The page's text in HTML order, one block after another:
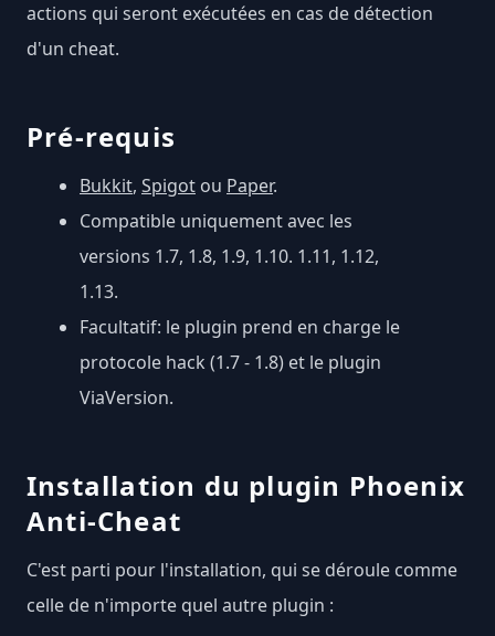
actions qui seront exécutées en cas de détection
d'un cheat.
Pré-requis
Bukkit, Spigot ou Paper.
Compatible uniquement avec les
versions 1.7, 1.8, 1.9, 1.10. 1.11, 1.12,
1.13.
Facultatif: le plugin prend en charge le
protocole hack (1.7 - 1.8) et le plugin
ViaVersion.
Installation du plugin Phoenix
Anti-Cheat
C'est parti pour l'installation, qui se déroule comme
celle de n'importe quel autre plugin :